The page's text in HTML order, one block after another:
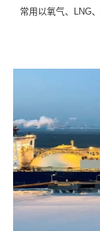
常用以氧气、LNG